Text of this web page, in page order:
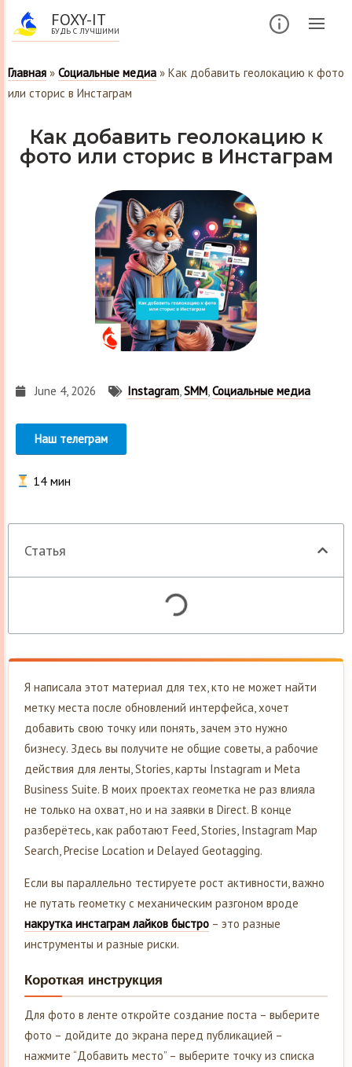
FOXY-IT
БУДЬ С ЛУЧШИМИ
Главная » Социальные медиа » Как добавить геолокацию к фото
или сторис в Инстаграм
Как добавить геолокацию к
фото или сторис в Инстаграм
June 4, 2026 Instagram,SMM,Социальные медиа
Наш телеграм
14 мин
Статья
Я написала этот материал для тех, кто не может найти
метку места после обновлений интерфейса, хочет
добавить свою точку или понять, зачем это нужно
бизнесу. Здесь вы получите не общие советы, а рабочие
действия для ленты, Stories, карты Instagram и Meta
Business Suite. В моих проектах геометка не раз влияла
не только на охват, но и на заявки в Direct. В конце
разберётесь, как работают Feed, Stories, Instagram Map
Search, Precise Location и Delayed Geotagging.
Если вы параллельно тестируете рост активности, важно
не путать геометку с механическим разгоном вроде
накрутка инстаграм лайков быстро – это разные
инструменты и разные риски.
Короткая инструкция
Для фото в ленте откройте создание поста – выберите
фото – дойдите до экрана перед публикацией –
нажмите “Добавить место” – выберите точку из списка